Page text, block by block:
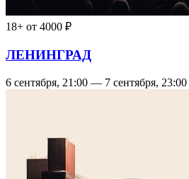
18+ от 4000 ₽
ЛЕНИНГРАД
6 сентября, 21:00 — 7 сентября, 23:00